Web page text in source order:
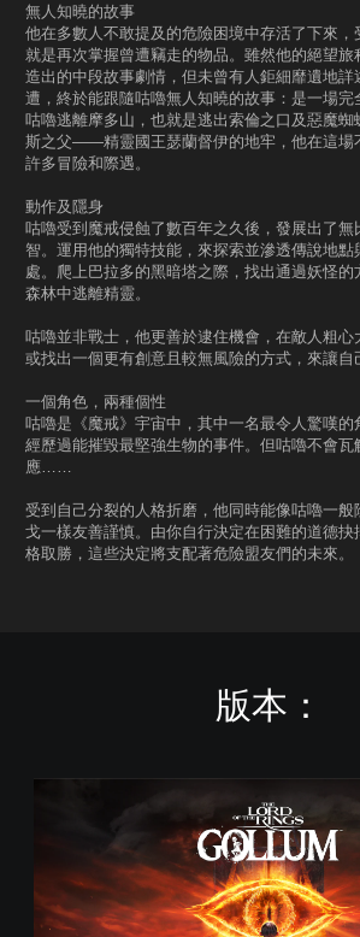
無人知曉的故事
他在多數人不敢提及的危險困境中存活了下來，
就是再次掌握曾遭竊走的物品。雖然他的絕望旅
造出的中段故事劇情，但未曾有人鉅細靡遺地詳
遭，終於能跟隨咕嚕無人知曉的故事：是一場完
咕嚕逃離摩多山，也就是逃出索倫之口及惡魔
斯之父——精靈國王瑟蘭督伊的地牢，他在這場
許多冒險和際遇。
動作及隱身
咕嚕受到魔戒侵蝕了數百年之久後，發展出了
智。運用他的獨特技能，來探索並滲透傳說地點
處。爬上巴拉多的黑暗塔之際，找出通過妖怪
森林中逃離精靈。
咕嚕並非戰士，他更善於逮住機會，在敵人粗
或找出一個更有創意且較無風險的方式，來讓自
一個角色，兩種個性
咕嚕是《魔戒》宇宙中，其中一名最令人驚嘆
經歷過能摧毀最堅強生物的事件。但咕嚕不會瓦
應……
受到自己分裂的人格折磨，他同時能像咕嚕一般
戈一樣友善謹慎。由你自行決定在困難的道德抉
格取勝，這些決定將支配著危險盟友們的未來。
版本：
a